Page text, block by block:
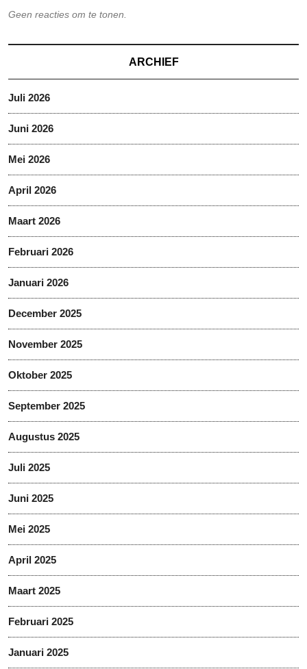
Geen reacties om te tonen.
ARCHIEF
Juli 2026
Juni 2026
Mei 2026
April 2026
Maart 2026
Februari 2026
Januari 2026
December 2025
November 2025
Oktober 2025
September 2025
Augustus 2025
Juli 2025
Juni 2025
Mei 2025
April 2025
Maart 2025
Februari 2025
Januari 2025